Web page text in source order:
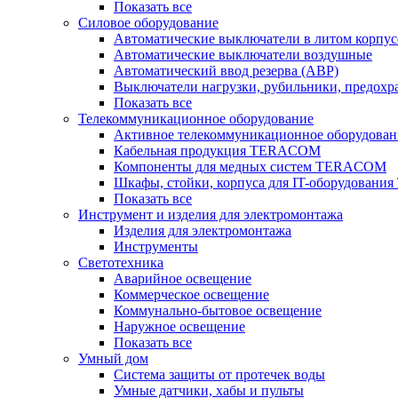
Показать все
Силовое оборудование
Автоматические выключатели в литом
Автоматические выключатели воздушные
Автоматический ввод резерва (АВР)
Выключатели нагрузки, рубильники,
Показать все
Телекоммуникационное оборудование
Активное телекоммуникационное
Кабельная продукция TERACOM
Компоненты для медных систем TERACOM
Шкафы, стойки, корпуса для IT-
Показать все
Инструмент и изделия для электромонтажа
Изделия для электромонтажа
Инструменты
Светотехника
Аварийное освещение
Коммерческое освещение
Коммунально-бытовое освещение
Наружное освещение
Показать все
Умный дом
Система защиты от протечек воды
Умные датчики, хабы и пульты